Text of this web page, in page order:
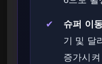
✔
슈퍼 이
기 및 달
증가시